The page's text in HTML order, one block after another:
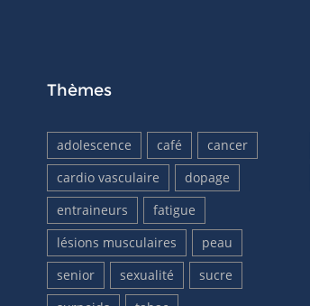
Thèmes
adolescence café
cancer
cardio vasculaire
dopage
entraineurs
fatigue
lésions musculaires
peau
senior
sexualité
sucre